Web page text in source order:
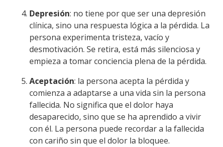
Depresión: no tiene por que ser una depresión
clínica, sino una respuesta lógica a la pérdida. La
persona experimenta tristeza, vacío y
desmotivación. Se retira, está más silenciosa y
empieza a tomar conciencia plena de la pérdida.
Aceptación: la persona acepta la pérdida y
comienza a adaptarse a una vida sin la persona
fallecida. No significa que el dolor haya
desaparecido, sino que se ha aprendido a vivir
con él. La persona puede recordar a la fallecida
con cariño sin que el dolor la bloquee.